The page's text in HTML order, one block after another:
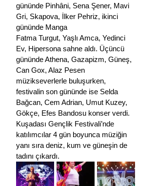
gününde Pinhâni, Sena Şener, Mavi
Gri, Skapova, İlker Pehriz, ikinci
gününde Manga
Fatma Turgut, Yaşlı Amca, Yedinci
Ev, Hipersona sahne aldı. Üçüncü
gününde Athena, Gazapizm, Güneş,
Can Gox, Alaz Pesen
müzikseverlerle buluşurken,
festivalin son gününde ise Selda
Bağcan, Cem Adrian, Umut Kuzey,
Gökçe, Efes Bandosu konser verdi.
Kuşadası Gençlik Festivali’nde
katılımcılar 4 gün boyunca müziğin
yanı sıra deniz, kum ve güneşin de
tadını çıkardı.